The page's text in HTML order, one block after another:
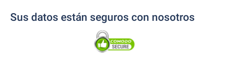
Sus datos están seguros con nosotros